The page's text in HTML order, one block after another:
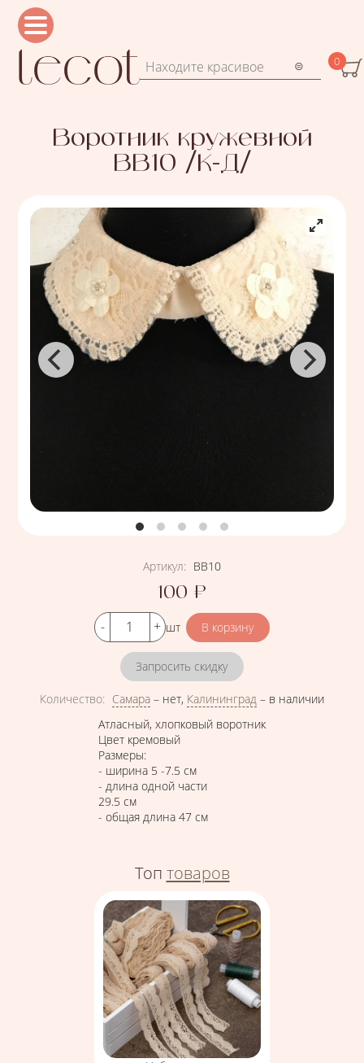
Перейти к основному содержанию
Форма поиска
Поиск 0
Воротник кружевной
ВВ10 /К-Д/
Артикул: ВВ10
Цена
100 ₽
Кол-во шт
Запросить скидку
Количество: Самара– нет, Калининград– в наличии
Атласный, хлопковый воротник
Цвет кремовый
Размеры:
- ширина 5 -7.5 см
- длина одной части
29.5 см
- общая длина 47 см
Топ товаров